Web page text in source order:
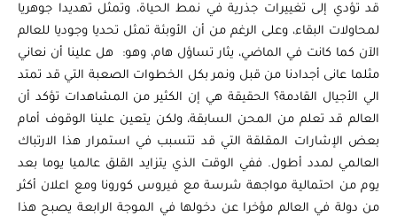
قد تؤدي إلى تغييرات جذرية في نمط الحياة، وتمثل تهديدا جوهريا
لمحاولات البقاء، وعلى الرغم من أن الأوبئة تمثل تحديا وجوديا للعالم
الآن كما كانت في الماضي، يثار تساؤل هام، وهو: هل علينا أن نعاني
مثلما عانى أجدادنا من قبل ونمر بكل الخطوات الصعبة التي قد تمتد
الي الأجيال القادمة؟ الحقيقة هي إن الكثير من المشاهدات تؤكد أن
العالم قد تعلم من المحن السابقة، ولكن يتعين علينا الوقوف أمام
بعض الإشارات المقلقة التي قد تتسبب في استمرار هذا الارتباك
العالمي لمدد أطول. ففي الوقت الذي يتزايد القلق عالميا يوما بعد
يوم من احتمالية مواجهة شرسة مع فيروس كورونا ومع اعلان أكثر
من دولة في العالم مؤخرا عن دخولها في الموجة الرابعة يصبح هذا